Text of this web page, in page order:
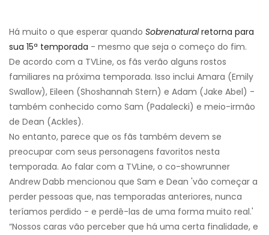
Há muito o que esperar quando Sobrenatural retorna para
sua 15ª temporada - mesmo que seja o começo do fim.
De acordo com a TVLine, os fãs verão alguns rostos
familiares na próxima temporada. Isso inclui Amara (Emily
Swallow), Eileen (Shoshannah Stern) e Adam (Jake Abel) -
também conhecido como Sam (Padalecki) e meio-irmão
de Dean (Ackles).
No entanto, parece que os fãs também devem se
preocupar com seus personagens favoritos nesta
temporada. Ao falar com a TVLine, o co-showrunner
Andrew Dabb mencionou que Sam e Dean 'vão começar a
perder pessoas que, nas temporadas anteriores, nunca
teríamos perdido - e perdê-las de uma forma muito real.'
“Nossos caras vão perceber que há uma certa finalidade, e